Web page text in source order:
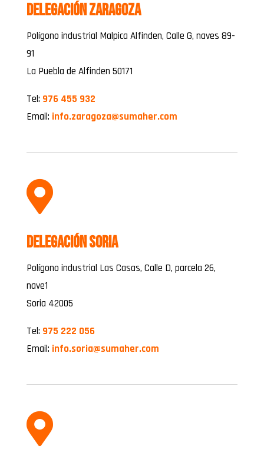
Delegación Zaragoza
Polígono industrial Malpica Alfinden, Calle G, naves 89-
91
La Puebla de Alfinden 50171
Tel: 976 455 932
Email: info.zaragoza@sumaher.com

Delegación Soria
Polígono industrial Las Casas, Calle D, parcela 26,
nave1
Soria 42005
Tel: 975 222 056
Email: info.soria@sumaher.com
